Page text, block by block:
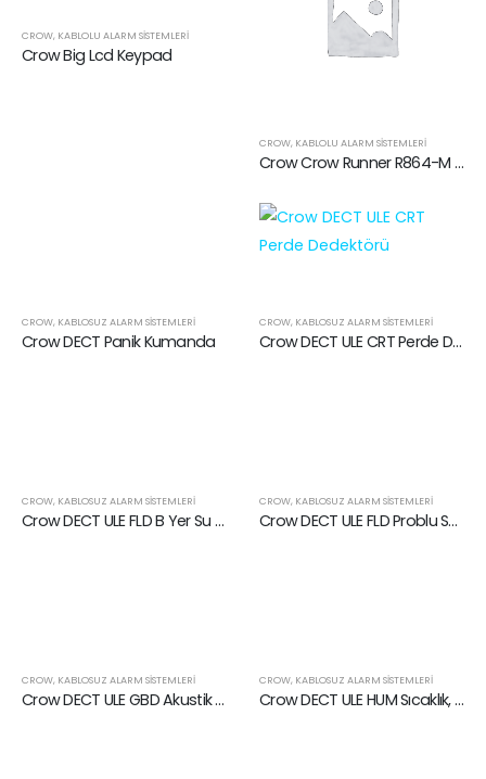
CROW, KABLOLU ALARM SISTEMLERI
Crow Big Lcd Keypad
CROW, KABLOLU ALARM SISTEMLERI
Crow Crow Runner R864-M 8/64 Zone Alarm Paneli
CROW, KABLOSUZ ALARM SISTEMLERI
Crow DECT Panik Kumanda
CROW, KABLOSUZ ALARM SISTEMLERI
Crow DECT ULE CRT Perde Dedektörü
CROW, KABLOSUZ ALARM SISTEMLERI
Crow DECT ULE FLD B Yer Su Baskın Dedektörü
CROW, KABLOSUZ ALARM SISTEMLERI
Crow DECT ULE FLD Problu Su Baskın Dedektörü
CROW, KABLOSUZ ALARM SISTEMLERI
Crow DECT ULE GBD Akustik Cam Kırılma Sensörü
CROW, KABLOSUZ ALARM SISTEMLERI
Crow DECT ULE HUM Sıcaklık, Nem ve Hava Basıncı Göstergesi